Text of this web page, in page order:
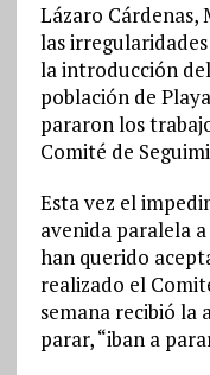
Lázaro Cárdenas,
las
la introducción
población de
pararon los
Comité de
Esta vez el
avenida paralela
han querido
realizado el
semana recibió la
parar, “iban a